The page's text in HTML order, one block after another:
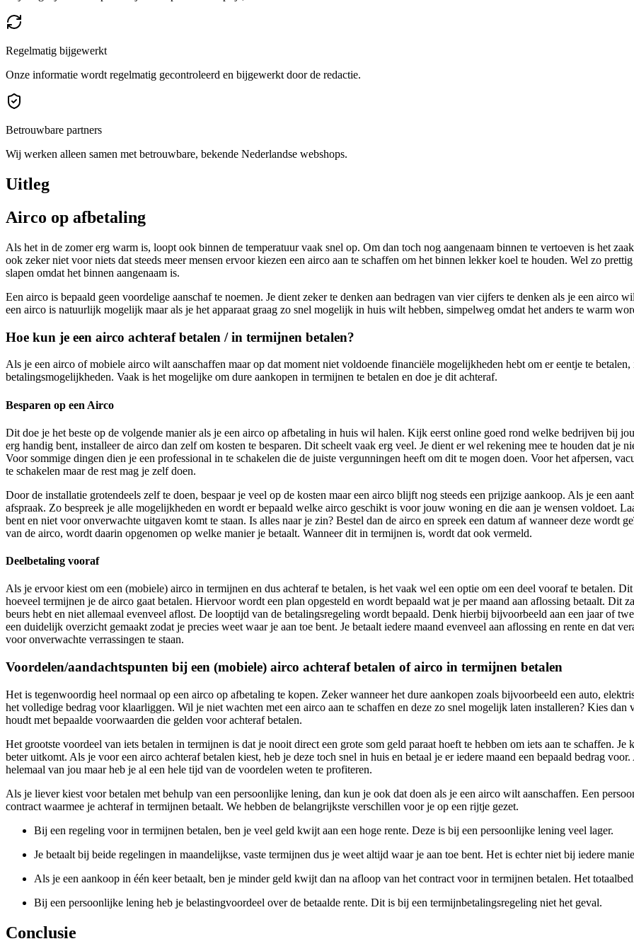
Regelmatig bijgewerkt
Onze informatie wordt regelmatig gecontroleerd en bijgewerkt door de redactie.
Betrouwbare partners
Wij werken alleen samen met betrouwbare, bekende Nederlandse webshops.
Uitleg
Airco op afbetaling
Als het in de zomer erg warm is, loopt ook binnen de temperatuur vaak snel op. Om dan toch nog aangenaam binnen te vertoeven is het
ook zeker niet voor niets dat steeds meer mensen ervoor kiezen een airco aan te schaffen om het binnen lekker koel te houden. Wel zo
slapen omdat het binnen aangenaam is.
Een airco is bepaald geen voordelige aanschaf te noemen. Je dient zeker te denken aan bedragen van vier cijfers te denken als je een airco
een airco is natuurlijk mogelijk maar als je het apparaat graag zo snel mogelijk in huis wilt hebben, simpelweg omdat het anders te warm
Hoe kun je een airco achteraf betalen / in termijnen betalen?
Als je een airco of mobiele airco wilt aanschaffen maar op dat moment niet voldoende financiële mogelijkheden hebt om er eentje te
betalingsmogelijkheden. Vaak is het mogelijke om dure aankopen in termijnen te betalen en doe je dit achteraf.
Besparen op een Airco
Dit doe je het beste op de volgende manier als je een airco op afbetaling in huis wil halen. Kijk eerst online goed rond welke bedrijven bij
erg handig bent, installeer de airco dan zelf om kosten te besparen. Dit scheelt vaak erg veel. Je dient er wel rekening mee te houden dat je
Voor sommige dingen dien je een professional in te schakelen die de juiste vergunningen heeft om dit te mogen doen. Voor het afpersen,
te schakelen maar de rest mag je zelf doen.
Door de installatie grotendeels zelf te doen, bespaar je veel op de kosten maar een airco blijft nog steeds een prijzige aankoop. Als je een
afspraak. Zo bespreek je alle mogelijkheden en wordt er bepaald welke airco geschikt is voor jouw woning en die aan je wensen voldoet.
bent en niet voor onverwachte uitgaven komt te staan. Is alles naar je zin? Bestel dan de airco en spreek een datum af wanneer deze wordt
van de airco, wordt daarin opgenomen op welke manier je betaalt. Wanneer dit in termijnen is, wordt dat ook vermeld.
Deelbetaling vooraf
Als je ervoor kiest om een (mobiele) airco in termijnen en dus achteraf te betalen, is het vaak wel een optie om een deel vooraf te betalen.
hoeveel termijnen je de airco gaat betalen. Hiervoor wordt een plan opgesteld en wordt bepaald wat je per maand aan aflossing betaalt. Dit
beurs hebt en niet allemaal evenveel aflost. De looptijd van de betalingsregeling wordt bepaald. Denk hierbij bijvoorbeeld aan een jaar of
een duidelijk overzicht gemaakt zodat je precies weet waar je aan toe bent. Je betaalt iedere maand evenveel aan aflossing en rente en dat
voor onverwachte verrassingen te staan.
Voordelen/aandachtspunten bij een (mobiele) airco achteraf betalen of airco in termijnen betalen
Het is tegenwoordig heel normaal op een airco op afbetaling te kopen. Zeker wanneer het dure aankopen zoals bijvoorbeeld een auto,
het volledige bedrag voor klaarliggen. Wil je niet wachten met een airco aan te schaffen en deze zo snel mogelijk laten installeren? Kies
houdt met bepaalde voorwaarden die gelden voor achteraf betalen.
Het grootste voordeel van iets betalen in termijnen is dat je nooit direct een grote som geld paraat hoeft te hebben om iets aan te schaffen.
beter uitkomt. Als je voor een airco achteraf betalen kiest, heb je deze toch snel in huis en betaal je er iedere maand een bepaald bedrag
helemaal van jou maar heb je al een hele tijd van de voordelen weten te profiteren.
Als je liever kiest voor betalen met behulp van een persoonlijke lening, dan kun je ook dat doen als je een airco wilt aanschaffen. Een
contract waarmee je achteraf in termijnen betaalt. We hebben de belangrijkste verschillen voor je op een rijtje gezet.
Bij een regeling voor in termijnen betalen, ben je veel geld kwijt aan een hoge rente. Deze is bij een persoonlijke lening veel lager.
Je betaalt bij beide regelingen in maandelijkse, vaste termijnen dus je weet altijd waar je aan toe bent. Het is echter niet bij iedere
Als je een aankoop in één keer betaalt, ben je minder geld kwijt dan na afloop van het contract voor in termijnen betalen. Het
Bij een persoonlijke lening heb je belastingvoordeel over de betaalde rente. Dit is bij een termijnbetalingsregeling niet het geval.
Conclusie